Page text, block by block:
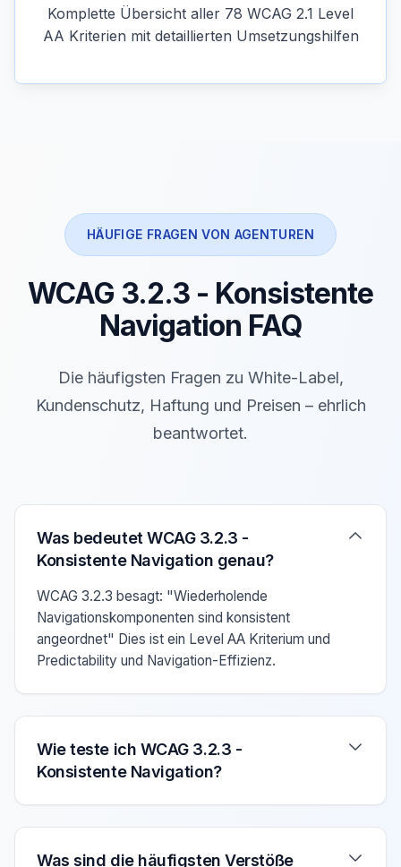
Komplette Übersicht aller 78 WCAG 2.1 Level
AA Kriterien mit detaillierten Umsetzungshilfen
HÄUFIGE FRAGEN VON AGENTUREN
WCAG 3.2.3 - Konsistente
Navigation FAQ
Die häufigsten Fragen zu White-Label,
Kundenschutz, Haftung und Preisen – ehrlich
beantwortet.
Verwenden Sie die Pfeiltasten Auf/Ab um zwischen
Was bedeutet WCAG 3.2.3 -
Konsistente Navigation genau?
WCAG 3.2.3 besagt: "Wiederholende
Navigationskomponenten sind konsistent
angeordnet" Dies ist ein Level AA Kriterium und
Predictability und Navigation-Effizienz.
Wie teste ich WCAG 3.2.3 -
Konsistente Navigation?
Was sind die häufigsten Verstöße